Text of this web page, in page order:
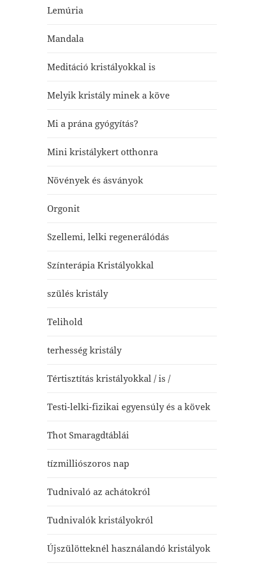
Lemúria
Mandala
Meditáció kristályokkal is
Melyik kristály minek a köve
Mi a prána gyógyítás?
Mini kristálykert otthonra
Növények és ásványok
Orgonit
Szellemi, lelki regenerálódás
Színterápia Kristályokkal
szülés kristály
Telihold
terhesség kristály
Tértisztítás kristályokkal / is /
Testi-lelki-fizikai egyensúly és a kövek
Thot Smaragdtáblái
tízmilliószoros nap
Tudnivaló az achátokról
Tudnivalók kristályokról
Újszülötteknél használandó kristályok